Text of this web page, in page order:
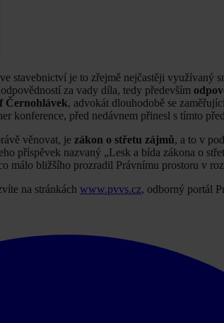
stavebnictví je to zřejmě nejčastěji využívaný
za vady díla, tedy především
Černohlávek, advokát dlouhodobě se
konference, před nedávnem přinesl s tímto
věnovat, je zákon o střetu zájmů, a to v
příspěvek nazvaný „Lesk a bída zákona o
málo bližšího prozradil Právnímu prostoru v
na stránkách www.pvvs.cz, odborný portál